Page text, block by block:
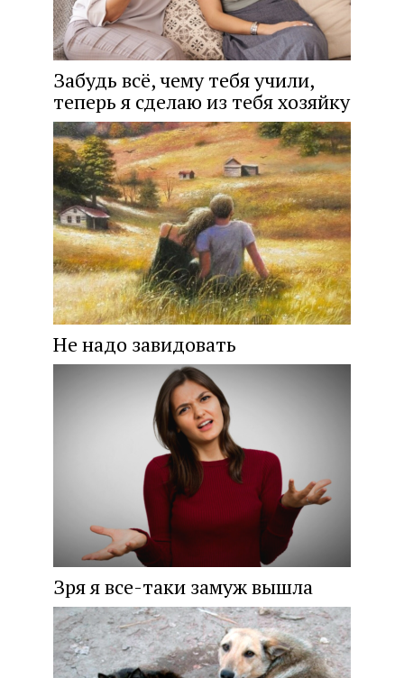
Забудь всё, чему тебя учили,
теперь я сделаю из тебя хозяйку
Не надо завидовать
Зря я все-таки замуж вышла